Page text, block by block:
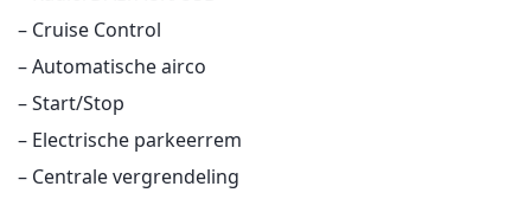
– Cruise Control
– Automatische airco
– Start/Stop
– Electrische parkeerrem
– Centrale vergrendeling